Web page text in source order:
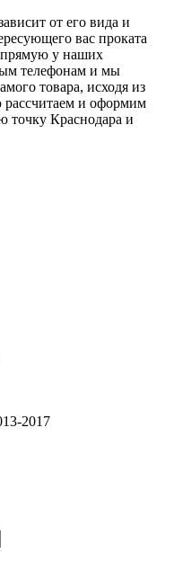
от его вида и
вас проката
у наших
телефонам и мы
товара, исходя из
и оформим
точку Краснодара и
2017